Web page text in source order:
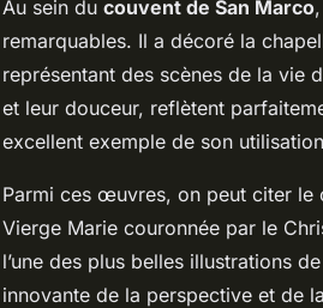
Au sein du couvent de San Marco
remarquables. Il a décoré la
représentant des scènes de la vie
et leur douceur, reflètent
excellent exemple de son
Parmi ces œuvres, on peut citer le
Vierge Marie couronnée par le
l’une des plus belles illustrations
innovante de la perspective et de